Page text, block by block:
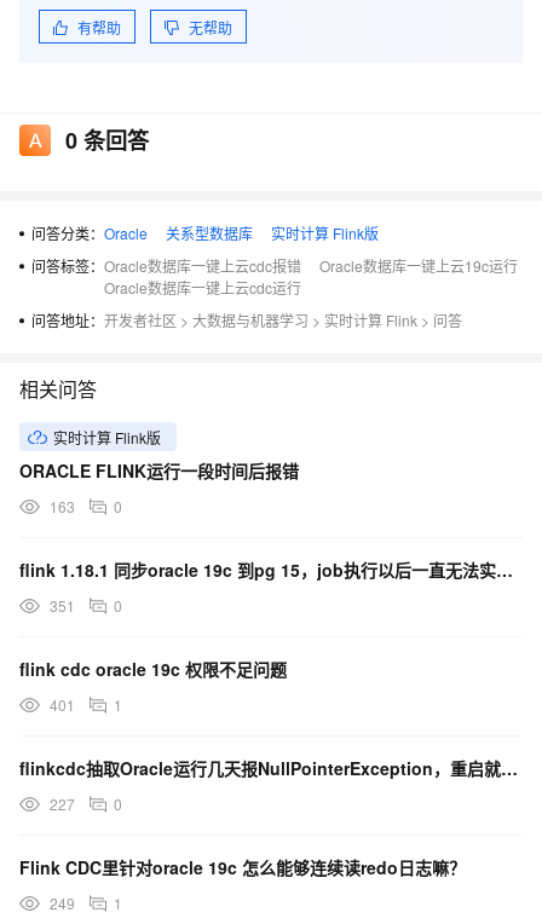
ce.java:177) ... 7 more Caused by: Error : 65040, Position : 0,
DBMS_LOGMNR.DICT_FROM_ONLINE_CATALOG +
DBMS_LOGMNR.CONTINUOUS_MINE +
BEGIN sys.dbms_logmnr.start_logmnr(startScn => '2283899',
endScn => '2283920', OPTIONS =>
DBMS_LOGMNR.DICT_FROM_ONLINE_CATALOG +
DBMS_LOGMNR.CONTINUOUS_MINE +
65040: operation not allowed from within a pluggable
有帮助 无帮助
0条回答
问答分类： Oracle 关系型数据库
实时计算 Flink版
问答标签： Oracle数据库一键上云cdc报错
Oracle数据库一键上云19c运行
Oracle数据库一键上云cdc运行
问答地址： 开发者社区 > 大数据与机器学习 > 实时计算 Flink > 问答
相关问答
实时计算 Flink版
ORACLE FLINK运行一段时间后报错
163 0
flink 1.18.1 同步oracle 19c 到pg 15，job执行以后一直无法实现资料同步
351 0
flink cdc oracle 19c 权限不足问题
401 1
flinkcdc抽取Oracle运行几天报NullPointerException，重启就又正常
227 0
Flink CDC里针对oracle 19c 怎么能够连续读redo日志嘛？
249 1